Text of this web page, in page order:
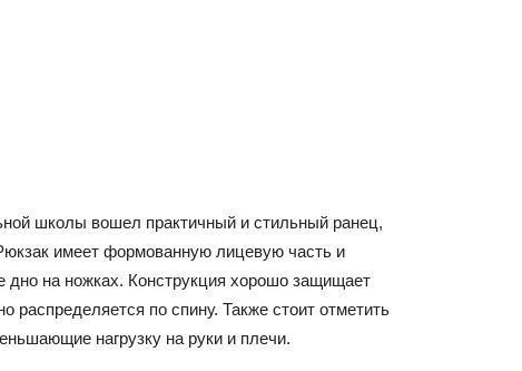
школы вошел практичный и стильный ранец,
имеет формованную лицевую часть и
дно на ножках. Конструкция хорошо защищает
распределяется по спину. Также стоит отметить
нагрузку на руки и плечи.